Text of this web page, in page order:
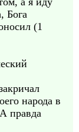
Бога
(1
народа в
правда